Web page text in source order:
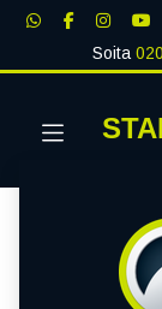
Soita